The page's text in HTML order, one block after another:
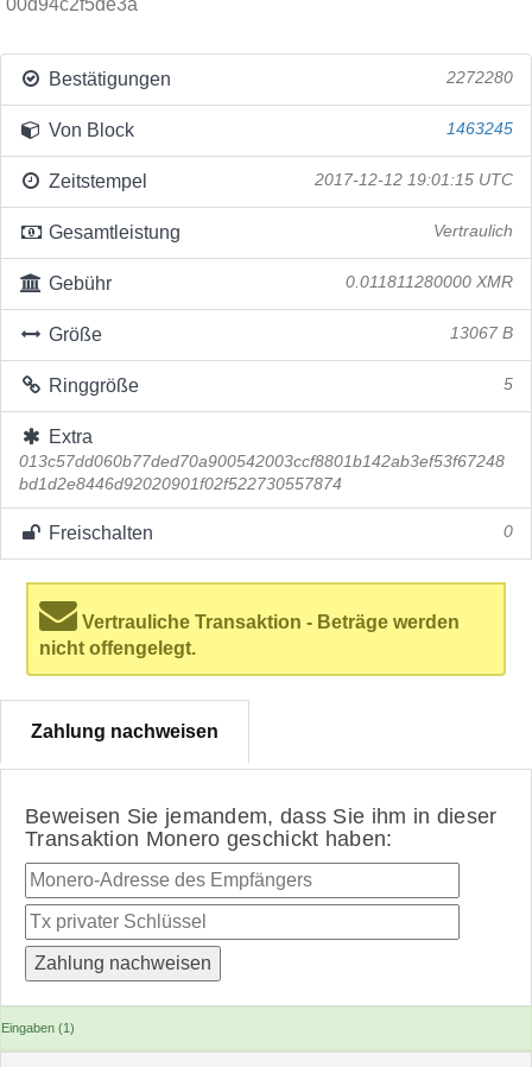
00d94c2f5de3a
Bestätigungen 2272280
Von Block 1463245
Zeitstempel 2017-12-12 19:01:15 UTC
Gesamtleistung Vertraulich
Gebühr 0.011811280000 XMR
Größe 13067 B
Ringgröße 5
Extra
013c57dd060b77ded70a900542003ccf8801b142ab3ef53f67248
bd1d2e8446d92020901f02f522730557874
Freischalten 0
Vertrauliche Transaktion - Beträge werden
nicht offengelegt.
Zahlung nachweisen
Beweisen Sie jemandem, dass Sie ihm in dieser
Transaktion Monero geschickt haben:
Eingaben (1)